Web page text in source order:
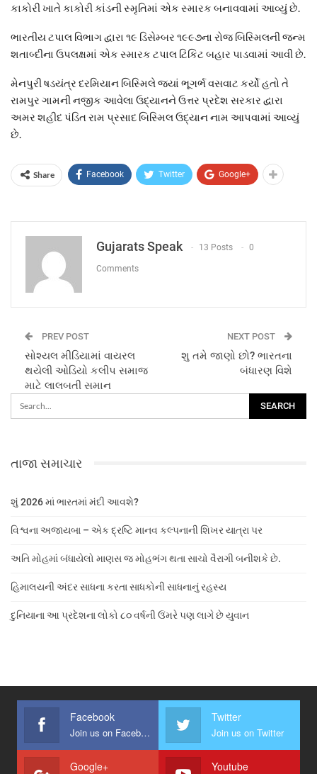
કાકોરી ખાતે કાકોરી કાંડની સ્મૃતિમાં એક સ્મારક બનાવવામાં આવ્યું છે.
ભારતીય ટપાલ વિભાગ દ્વારા ૧૯ ડિસેમ્બર ૧૯૯૭ના રોજ બિસ્મિલની જન્મ
શતાબ્દીના ઉપલક્ષમાં એક સ્મારક ટપાલ ટિકિટ બહાર પાડવામાં આવી છે.
મેનપુરી ષડયંત્ર દરમિયાન બિસ્મિલે જ્યાં ભૂગર્ભ વસવાટ કર્યો હતો તે
રામપુર ગામની નજીક આવેલા ઉદ્યાનને ઉત્તર પ્રદેશ સરકાર દ્વારા
અમર શહીદ પંડિત રામ પ્રસાદ બિસ્મિલ ઉદ્યાન નામ આપવામાં આવ્યું
છે.
Share Facebook Twitter Google+
Gujarats Speak 13 Posts 0
Comments
PREV POST
સોશ્યલ મીડિયામાં વાયરલ
થયેલી ઓડિયો કલીપ સમાજ
માટે લાલબતી સમાન
NEXT POST
શુ તમે જાણો છો? ભારતના
બંધારણ વિશે
તાજા સમાચાર
શું 2026 માં ભારતમાં મંદી આવશે?
વિશ્વના અજાયબા – એક દ્રષ્ટિ માનવ કલ્પનાની શિખર યાત્રા પર
અતિ મોહમાં બંધાયેલો માણસ જ મોહભંગ થતા સાચો વૈરાગી બનીશકે છે.
હિમાલયની અંદર સાધના કરતા સાધકોની સાધનાનું રહસ્ય
દુનિયાના આ પ્રદેશના લોકો ૮૦ વર્ષની ઉંમરે પણ લાગે છે યુવાન
Facebook
Join us on Facebook
Twitter
Join us on Twitter
Google+ Youtube